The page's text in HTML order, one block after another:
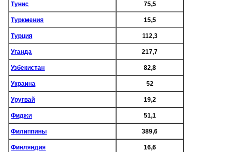
Тунис 75,5
Туркмения 15,5
Турция 112,3
Уганда 217,7
Узбекистан 82,8
Украина 52
Уругвай 19,2
Фиджи 51,1
Филиппины 389,6
Финляндия 16,6